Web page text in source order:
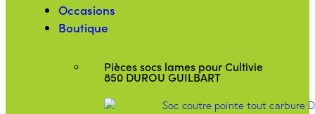
Occasions
Boutique
Pièces socs lames pour Cultivie
850 DUROU GUILBART